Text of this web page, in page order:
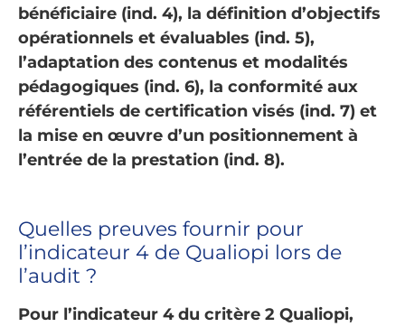
bénéficiaire (ind. 4), la définition d’objectifs
opérationnels et évaluables (ind. 5),
l’adaptation des contenus et modalités
pédagogiques (ind. 6), la conformité aux
référentiels de certification visés (ind. 7) et
la mise en œuvre d’un positionnement à
l’entrée de la prestation (ind. 8).
Quelles preuves fournir pour
l’indicateur 4 de Qualiopi lors de
l’audit ?
Pour l’indicateur 4 du critère 2 Qualiopi,